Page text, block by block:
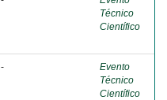
Técnico
Científico
-
Evento
Técnico
Científico